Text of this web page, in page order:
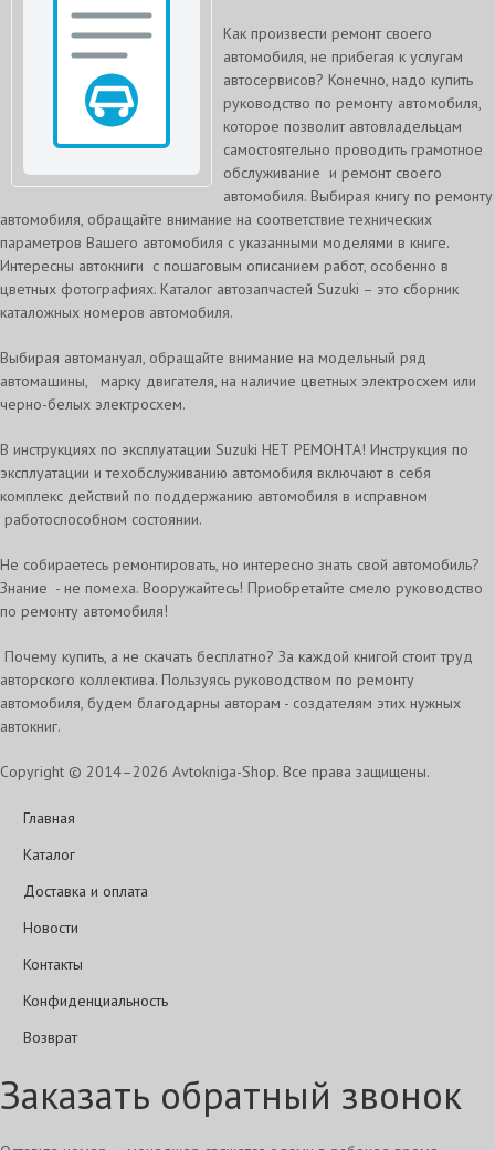
Как произвести ремонт своего
автомобиля, не прибегая к услугам
автосервисов? Конечно, надо купить
руководство по ремонту автомобиля,
которое позволит автовладельцам
самостоятельно проводить грамотное
обслуживание и ремонт своего
автомобиля. Выбирая книгу по ремонту
автомобиля, обращайте внимание на соответствие технических
параметров Вашего автомобиля с указанными моделями в книге.
Интересны автокниги с пошаговым описанием работ, особенно в
цветных фотографиях. Каталог автозапчастей Suzuki – это сборник
каталожных номеров автомобиля.
Выбирая автомануал, обращайте внимание на модельный ряд
автомашины, марку двигателя, на наличие цветных электросхем или
черно-белых электросхем.
В инструкциях по эксплуатации Suzuki НЕТ РЕМОНТА! Инструкция по
эксплуатации и техобслуживанию автомобиля включают в себя
комплекс действий по поддержанию автомобиля в исправном
работоспособном состоянии.
Не собираетесь ремонтировать, но интересно знать свой автомобиль?
Знание - не помеха. Вооружайтесь! Приобретайте смело руководство
по ремонту автомобиля!
Почему купить, а не скачать бесплатно? За каждой книгой стоит труд
авторского коллектива. Пользуясь руководством по ремонту
автомобиля, будем благодарны авторам - создателям этих нужных
автокниг.
Copyright © 2014–2026 Avtokniga-Shop. Все права защищены.
Главная
Каталог
Доставка и оплата
Новости
Контакты
Конфиденциальность
Возврат
Заказать обратный звонок